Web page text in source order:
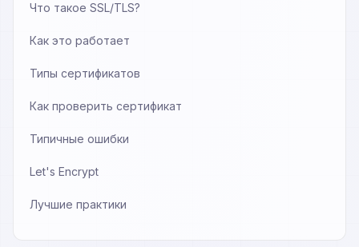
Что такое SSL/TLS?
Как это работает
Типы сертификатов
Как проверить сертификат
Типичные ошибки
Let's Encrypt
Лучшие практики